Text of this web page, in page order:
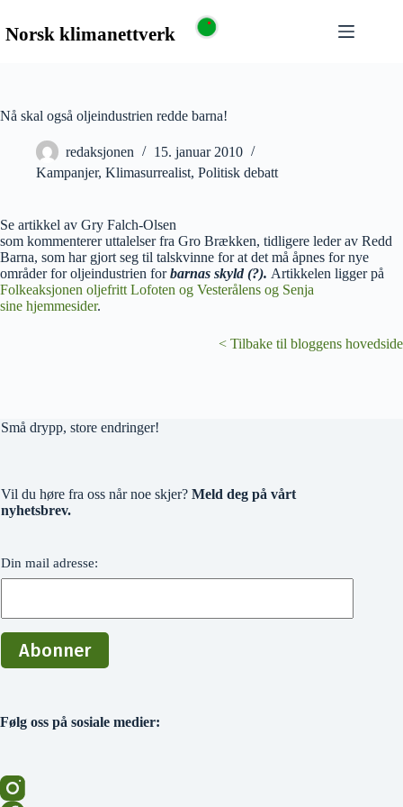
Nå skal også oljeindustrien redde barna!
redaksjonen
15. januar 2010
Kampanjer, Klimasurrealist, Politisk debatt
Se artikkel av Gry Falch-Olsen
som kommenterer uttalelser fra Gro Brækken, tidligere leder av Redd
Barna, som har gjort seg til talskvinne for at det må åpnes for nye
områder for oljeindustrien forbarnas skyld (?). Artikkelen ligger på
Folkeaksjonen oljefritt Lofoten og Vesterålens og Senja
sine hjemmesider.
< Tilbake til bloggens hovedside
Små drypp, store endringer!
Vil du høre fra oss når noe skjer? Meld deg på vårt
nyhetsbrev.
Din mail adresse:
Følg oss på sosiale medier: